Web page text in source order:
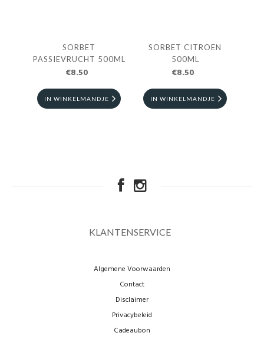
SORBET
PASSIEVRUCHT 500ML
€8.50
IN WINKELMANDJE
SORBET CITROEN
500ML
€8.50
IN WINKELMANDJE
KLANTENSERVICE
Algemene Voorwaarden
Contact
Disclaimer
Privacybeleid
Cadeaubon